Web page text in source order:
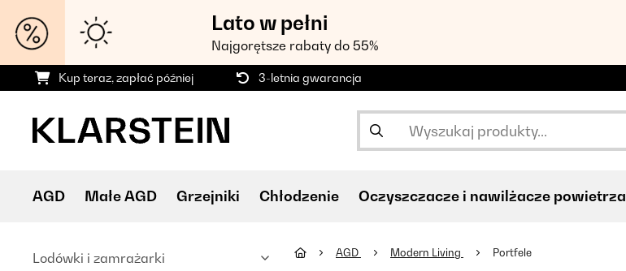
Lato w pełni
Najgorętsze rabaty do 55%
Kup teraz, zapłać później 3-letnia gwarancja
AGD Małe AGD Grzejniki Chłodzenie Oczyszczacze i nawilżacze powietrza
Lodówki i zamrażarki AGD Modern Living Portfele